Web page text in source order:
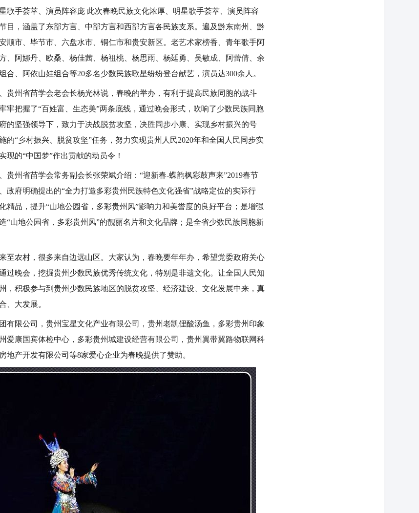
歌手荟萃、演员阵容庞 此次春晚民族文化浓厚、明星歌手荟萃、演员阵容
目，涵盖了东部方言、中部方言和西部方言各民族支系。遍及黔东南州、黔
顺市、毕节市、六盘水市、铜仁市和贵安新区。老艺术家榜香、青年歌手阿
、阿娜丹、欧桑、杨佳茜、杨祖桃、杨思雨、杨廷勇、吴敏成、阿蕾倩、余
合、阿依山娃组合等20多名少数民族歌星纷纷登台献艺，演员达300余人。
贵州省苗学会老会长杨光林说，春晚的举办，有利于提高民族同胞的战斗
牢把握了“百姓富、生态美”两条底线，通过晚会形式，吹响了少数民族同胞
的坚强领导下，致力于决战脱贫攻坚，决胜同步小康、实现乡村振兴的号
的“乡村振兴、脱贫攻坚”任务，努力实现贵州人民2020年和全国人民同步实
现的“中国梦”作出贡献的动员令！
贵州省苗学会常务副会长张荣斌介绍：“迎新春-蝶韵枫彩鼓声来”2019春节
政府明确提出的“全力打造多彩贵州民族特色文化强省”战略定位的实际行
精品，提升“山地公园省，多彩贵州风”影响力和美誉度的良好平台；是增强
“山地公园省，多彩贵州风”的靓丽名片和文化品牌；是全省少数民族同胞新
至农村，很多来自边远山区。大家认为，春晚要年年办，希望党委政府关心
过晚会，挖掘贵州少数民族优秀传统文化，特别是非遗文化。让全国人民知
，积极参与到贵州少数民族地区的脱贫攻坚、经济建设、文化发展中来，真
、大发展。
有限公司，贵州宝星文化产业有限公司，贵州老凯俚酸汤鱼，多彩贵州印象
爱康国宾体检中心，多彩贵州城建设经营有限公司，贵州翼带翼路物联网科
地产开发有限公司等8家爱心企业为春晚提供了赞助。